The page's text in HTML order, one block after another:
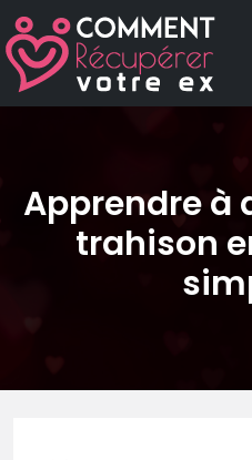
Apprendre à
trahison